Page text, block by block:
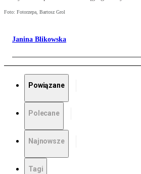
Foto: Fotorzepa, Bartosz Grol
Janina Blikowska
Powiązane
Polecane
Najnowsze
Tagi